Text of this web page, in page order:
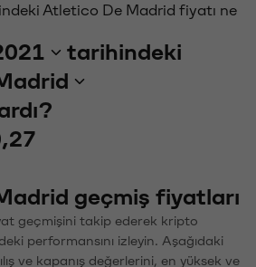
Atletico De Madrid fiyatı ne
tarihindeki
geçmiş fiyatları
geçmişini takip ederek kripto
performansını izleyin. Aşağıdaki
ve kapanış değerlerini, en yüksek ve